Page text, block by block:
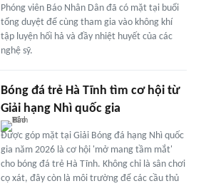
Phóng viên Báo Nhân Dân đã có mặt tại buổi
tổng duyệt để cùng tham gia vào không khí
tập luyện hối hả và đầy nhiệt huyết của các
nghệ sỹ.
Bóng đá trẻ Hà Tĩnh tìm cơ hội từ
Giải hạng Nhì quốc gia
Được góp mặt tại Giải Bóng đá hạng Nhì quốc
gia năm 2026 là cơ hội 'mở mang tầm mắt'
cho bóng đá trẻ Hà Tĩnh. Không chỉ là sân chơi
cọ xát, đây còn là môi trường để các cầu thủ